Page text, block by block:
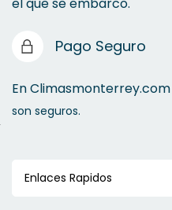
Pago Seguro
En
son seguros.
Enlaces Rapidos